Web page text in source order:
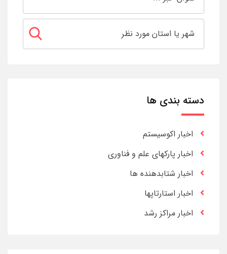
دسته بندی ها
اخبار اکوسیستم
اخبار پارکهای علم و فناوری
اخبار شتابدهنده ها
اخبار استارتاپها
اخبار مراکز رشد